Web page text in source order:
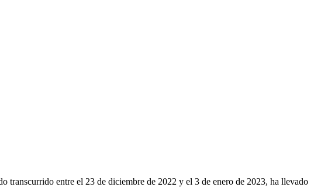
transcurrido entre el 23 de diciembre de 2022 y el 3 de enero de 2023, ha llevado